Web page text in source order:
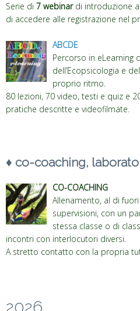
Serie di 7 webinardi introduzione
di accedere alle registrazione nel
ABCDE
Percorso in
dell’Ecopsicologia e
proprio ritmo.
80 lezioni, 70 video, testi e quiz e
pratiche descritte e videofilmate.
♦ co-coaching,
CO-COACHING
Allenamento, al di
supervisioni, con un
stessa classe o di
incontri con interlocutori diversi.
A stretto contatto con la propria